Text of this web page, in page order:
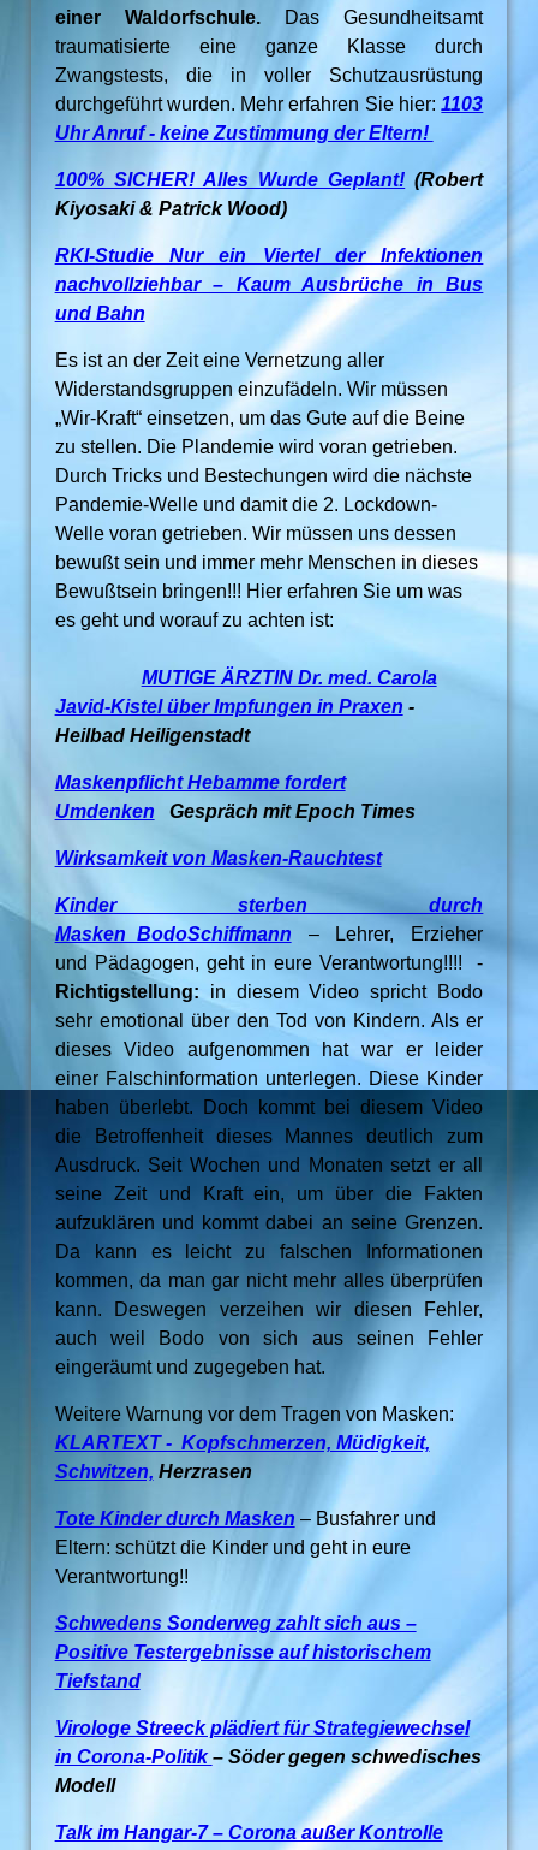
einer Waldorfschule.Das Gesundheitsamt
traumatisierte eine ganze Klasse durch
Zwangstests, die in voller Schutzausrüstung
durchgeführt wurden. Mehr erfahren Sie hier:1103
Uhr Anruf - keine Zustimmung der Eltern!
100% SICHER! Alles Wurde Geplant! (Robert
Kiyosaki & Patrick Wood)
RKI-Studie Nur ein Viertel der Infektionen
nachvollziehbar – Kaum Ausbrüche in Bus
und Bahn
Es ist an der Zeit eine Vernetzung aller
Widerstandsgruppen einzufädeln. Wir müssen
„Wir-Kraft“ einsetzen, um das Gute auf die Beine
zu stellen. Die Plandemie wird voran getrieben.
Durch Tricks und Bestechungen wird die nächste
Pandemie-Welle und damit die 2. Lockdown-
Welle voran getrieben. Wir müssen uns dessen
bewußt sein und immer mehr Menschen in dieses
Bewußtsein bringen!!! Hier erfahren Sie um was
es geht und worauf zu achten ist:
MUTIGE ÄRZTIN Dr. med. Carola
Javid-Kistel über Impfungen in Praxen -
Heilbad Heiligenstadt
Maskenpflicht Hebamme fordert
Umdenken Gespräch mit Epoch Times
Wirksamkeit von Masken-Rauchtest
Kinder sterben durch
Masken_BodoSchiffmann
–
Lehrer, Erzieher
und Pädagogen, geht in eure Verantwortung!!!! -
Richtigstellung: in diesem Video spricht Bodo
sehr emotional über den Tod von Kindern. Als er
dieses Video aufgenommen hat war er leider
einer Falschinformation unterlegen. Diese Kinder
haben überlebt. Doch kommt bei diesem Video
die Betroffenheit dieses Mannes deutlich zum
Ausdruck. Seit Wochen und Monaten setzt er all
seine Zeit und Kraft ein, um über die Fakten
aufzuklären und kommt dabei an seine Grenzen.
Da kann es leicht zu falschen Informationen
kommen, da man gar nicht mehr alles überprüfen
kann. Deswegen verzeihen wir diesen Fehler,
auch weil Bodo von sich aus seinen Fehler
eingeräumt und zugegeben hat.
Weitere Warnung vor dem Tragen von Masken:
KLARTEXT - Kopfschmerzen, Müdigkeit,
Schwitzen, Herzrasen
Tote Kinder durch Masken – Busfahrer und
Eltern: schützt die Kinder und geht in eure
Verantwortung!!
Schwedens Sonderweg zahlt sich aus –
Positive Testergebnisse auf historischem
Tiefstand
Virologe Streeck plädiert für Strategiewechsel
in Corona-Politik– Söder gegen schwedisches
Modell
Talk im Hangar-7 – Corona außer Kontrolle